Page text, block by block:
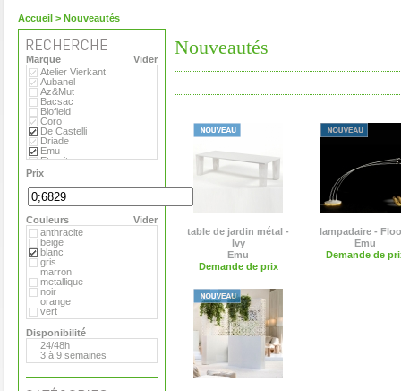
Accueil > Nouveautés
Vider
Marque
Atelier Vierkant
Aubanel
Az&Mut
Bacsac
Blofield
Coro
De Castelli
Driade
Emu
Eternit
Eva Solo
Extremis
Fermob
Flora
Gandia Blasco
Magis
Paola Lenti
Roger Pradier
Royal VKB
Serralunga
Sywawa
Tribu
Versus
Virages
Prix
Vider
Couleurs
anthracite
beige
blanc
gris
marron
metallique
noir
orange
vert
Disponibilité
24/48h
3 à 9 semaines
Nouveautés
table de jardin métal -
Ivy
Emu
Demande de prix
lampadaire -
Emu
Demande de